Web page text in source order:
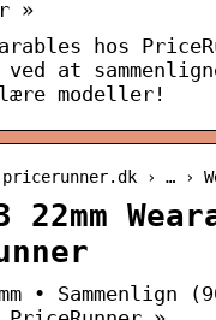
»
hos
ved at
modeller!
› … ›
22mm
• Sammenlign